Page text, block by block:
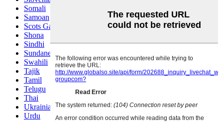
Somali
Samoan
Scots Gaelic
Shona
Sindhi
Sundanese
Swahili
Tajik
Tamil
Telugu
Thai
Ukrainian
Urdu